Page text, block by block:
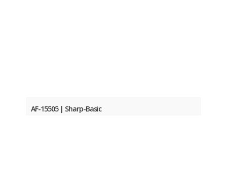
AF-15505 | Sharp-Basic